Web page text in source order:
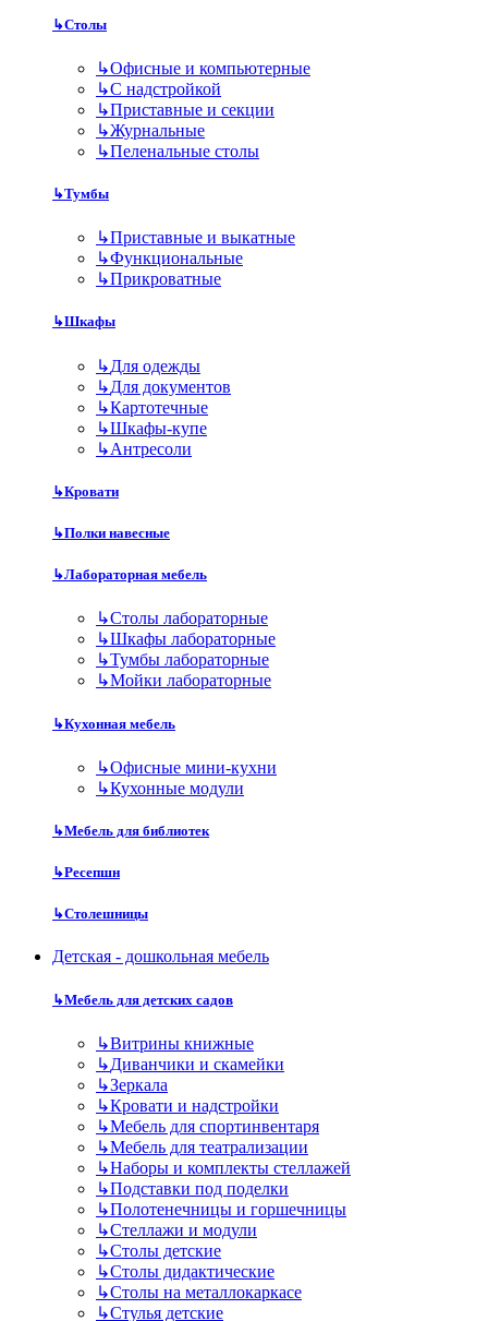
↳Столы
↳Офисные и компьютерные
↳С надстройкой
↳Приставные и секции
↳Журнальные
↳Пеленальные столы
↳Тумбы
↳Приставные и выкатные
↳Функциональные
↳Прикроватные
↳Шкафы
↳Для одежды
↳Для документов
↳Картотечные
↳Шкафы-купе
↳Антресоли
↳Кровати
↳Полки навесные
↳Лабораторная мебель
↳Столы лабораторные
↳Шкафы лабораторные
↳Тумбы лабораторные
↳Мойки лабораторные
↳Кухонная мебель
↳Офисные мини-кухни
↳Кухонные модули
↳Мебель для библиотек
↳Ресепшн
↳Столешницы
Детская - дошкольная мебель
↳Мебель для детских садов
↳Витрины книжные
↳Диванчики и скамейки
↳Зеркала
↳Кровати и надстройки
↳Мебель для спортинвентаря
↳Мебель для театрализации
↳Наборы и комплекты стеллажей
↳Подставки под поделки
↳Полотенечницы и горшечницы
↳Стеллажи и модули
↳Столы детские
↳Столы дидактические
↳Столы на металлокаркасе
↳Стулья детские